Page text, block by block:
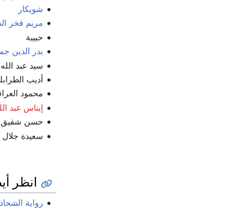
شويكار
مريم فخر
حبيبة
بدر الدين
سيد عبد الله
أديب
محمود
إيناس عبد
حسن شفيق
سعيدة جلال
انظر
رواية الشحاذ